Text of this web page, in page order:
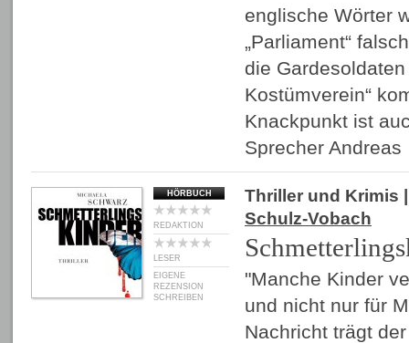
englische Wörter
„Parliament“
die
Kostümverein“
Knackpunkt ist
Sprecher
HÖRBUCH
REDAKTION
LESER
EIGENE
REZENSION
SCHREIBEN
Thriller und Krimis
Schulz-Vobach
"Manche Kinder
und nicht nur für
Nachricht trägt